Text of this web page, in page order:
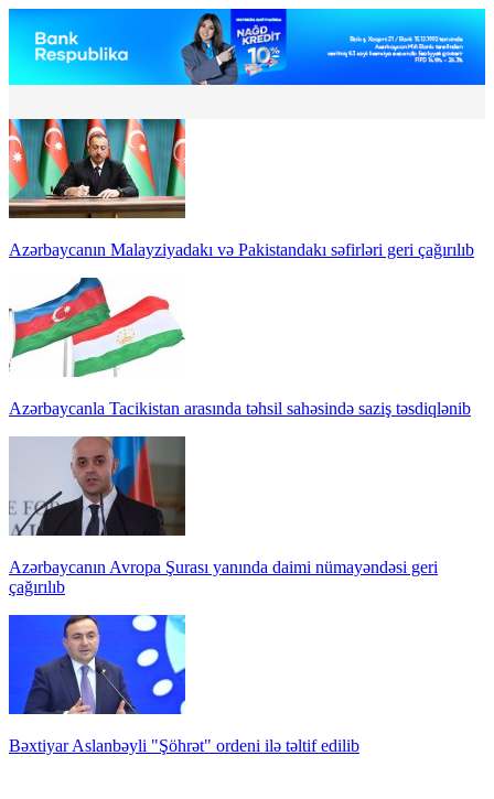
Azərbaycanın Malayziyadakı və Pakistandakı səfirləri geri çağırılıb
Azərbaycanla Tacikistan arasında təhsil sahəsində saziş təsdiqlənib
Azərbaycanın Avropa Şurası yanında daimi nümayəndəsi geri
çağırılıb
Bəxtiyar Aslanbəyli "Şöhrət" ordeni ilə təltif edilib